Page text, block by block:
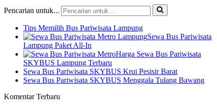
Pencarian untuk...
Tips Memilih Bus Pariwisata Lampung
Sewa Bus Pariwisata
Lampung Paket All-In
Harga Sewa Bus Pariwisata
SKYBUS Lampung Terbaru
Sewa Bus Pariwisata SKYBUS Krui Pesisir Barat
Sewa Bus Pariwisata SKYBUS Menggala Tulang Bawang
Komentar Terbaru